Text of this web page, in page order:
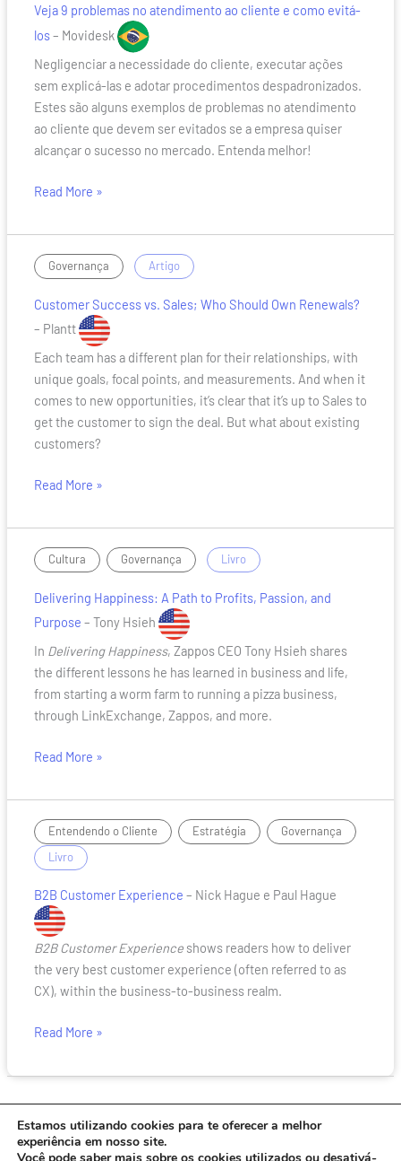
Veja 9 problemas no atendimento ao cliente e como evitá-
los– Movidesk
Negligenciar a necessidade do cliente, executar ações
sem explicá-las e adotar procedimentos despadronizados.
Estes são alguns exemplos de problemas no atendimento
ao cliente que devem ser evitados se a empresa quiser
alcançar o sucesso no mercado. Entenda melhor!
problemas
no
los
Read More »
Governança / Artigo
Customer Success vs. Sales; Who Should Own Renewals?
– Plantt
Each team has a different plan for their relationships, with
unique goals, focal points, and measurements. And when it
comes to new opportunities, it’s clear that it’s up to Sales to
get the customer to sign the deal. But what about existing
customers?
Customer
Success
vs.
Sales;
Who
Should
Own
Renewals?
Read More »
Cultura , Governança / Livro
Delivering Happiness: A Path to Profits, Passion, and
Purpose – Tony Hsieh
In Delivering Happiness, Zappos CEO Tony Hsieh shares
the different lessons he has learned in business and life,
from starting a worm farm to running a pizza business,
through LinkExchange, Zappos, and more.
Delivering
A
Path
to
Profits,
Passion,
and
Read More »
Entendendo o Cliente , Estratégia , Governança /
Livro
B2B Customer Experience – Nick Hague e Paul Hague
B2B Customer Experienceshows readers how to deliver
the very best customer experience (often referred to as
CX), within the business-to-business realm.
B2B
Customer
Experience
Read More »
Estamos utilizando cookies para te oferecer a melhor
experiência em nosso site.